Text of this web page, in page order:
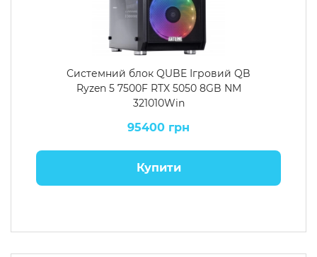
Системний блок QUBE Ігровий QB
Ryzen 5 7500F RTX 5050 8GB NM
321010Win
95400 грн
Купити